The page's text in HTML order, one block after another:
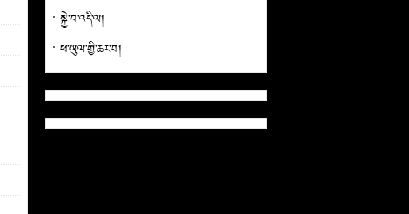
སྐྱེ་བ་འདི་ལ།
ཕ་ཡུལ་གྱི་ཆར་བ།